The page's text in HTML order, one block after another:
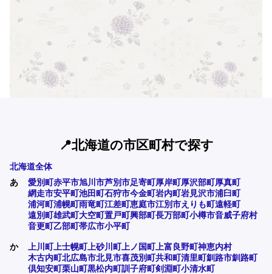
📍北海道の市区町村で探す
北海道全体
あ
愛別町赤平市旭川市芦別市足寄町厚岸町厚沢部町厚真町
網走市安平町池田町石狩市今金町岩内町岩見沢市浦臼町
浦河町浦幌町雨竜町江差町恵庭市江別市えりも町遠軽町
遠別町雄武町大空町置戸町興部町長万部町小樽市音威子府村
音更町乙部町帯広市小平町
か 上川町上士幌町上砂川町上ノ国町上富良野町神恵内村
木古内町北広島市北見市喜茂別町共和町清里町釧路市釧路町
倶知安町栗山町黒松内町訓子府町剣淵町小清水町